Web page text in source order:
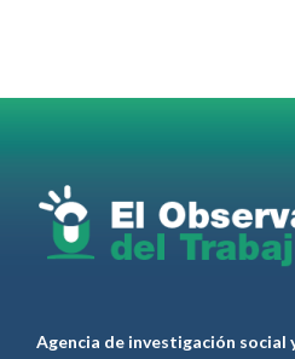
RT@casdcamioneros
1 1 Twitter
Agencia de investigación